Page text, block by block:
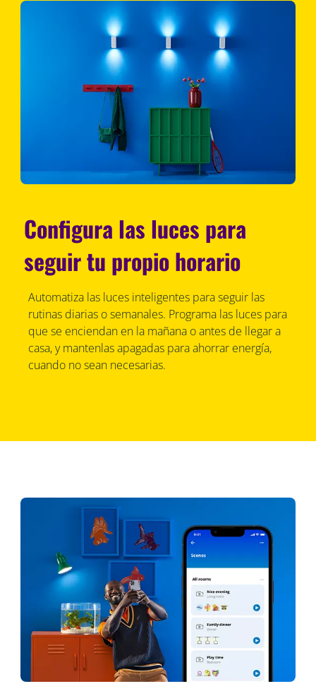
Configura las luces para
seguir tu propio horario
Automatiza las luces inteligentes para seguir las
rutinas diarias o semanales. Programa las luces para
que se enciendan en la mañana o antes de llegar a
casa, y mantenlas apagadas para ahorrar energía,
cuando no sean necesarias.